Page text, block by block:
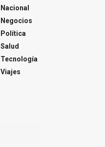
Nacional
Negocios
Política
Salud
Tecnología
Viajes